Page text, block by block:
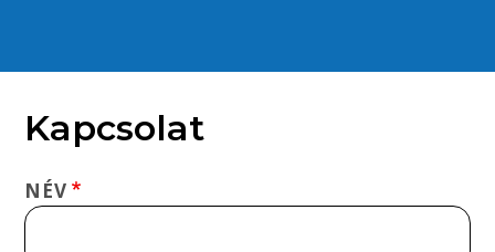
Kapcsolat
NÉV